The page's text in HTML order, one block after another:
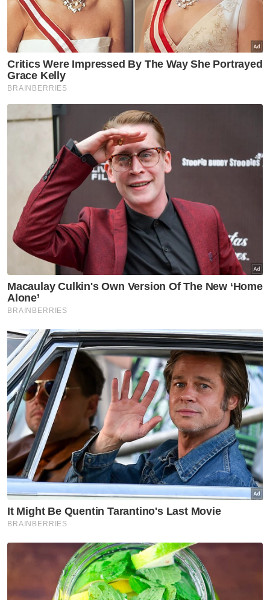
"Ini kerana ekonomi ini telah memperoleh
semula kekuatannya dengan kapasiti penuh
selepas mengalami kemerosotan semasa
pelaksanaan Perintah Kawalan Pergerakan
untuk membendung penularan Covid-19,"
katanya.
Pada masa ini, OPR berada pada 2.0 peratus
dan Jawatankuasa Dasar Monetari (MPC)
dijadualkan mengadakan mesyuarat
keempat bulan depan.
Berita Telus & Tulus menerusi E-Mel setiap
hari!
Mengenai ringgit, Alan berkata, mata wang
tempatan dijangka memperoleh semula
pergerakan meningkat berbanding dolar
Amerika Syarikat (AS) didorong sentimen
ekonomi tempatan yang positif.
“Pasaran ini juga akan mencatatkan prestasi
lebih baik berbanding AS memandangkan
pelabur asing kini berminat untuk melabur
dolar AS berikutan langkah pengurangan
kuantitatif,” katanya.
Kadar faedah semasa AS adalah hampir sifar